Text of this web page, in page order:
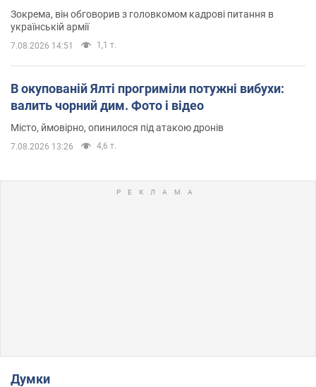
Зокрема, він обговорив з головкомом кадрові питання в
українській армії
7.08.2026 14:51 1,1 т.
В окупованій Ялті прогриміли потужні вибухи:
валить чорний дим. Фото і відео
Місто, ймовірно, опинилося під атакою дронів
7.08.2026 13:26 4,6 т.
Думки